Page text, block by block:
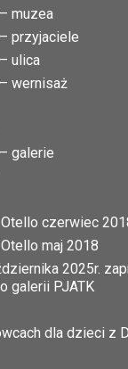
muzea
przyjaciele
ulica
wernisaż
galerie
Otello czerwiec
maj 2018
2025r.
galerii PJATK
dla dzieci z